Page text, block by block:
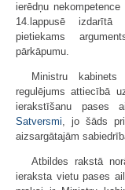
ierēdņu
14.lappusē izdarītā
pietiekams
pārkāpumu.
Ministru
regulējums attiecībā
ierakstīšanu pases
Satversmi, jo šāds
aizsargātajām
Atbildes rakstā
ieraksta vietu pases